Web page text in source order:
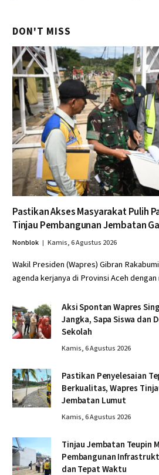
DON'T MISS
Pastikan Akses Masyarakat Pulih
Tinjau Pembangunan Jembatan
Nonblok Kamis, 6 Agustus 2026
Wakil Presiden (Wapres) Gibran
agenda kerjanya di Provinsi Aceh
Aksi Spontan Wapres
Jangka, Sapa Siswa dan
Sekolah
Kamis, 6 Agustus 2026
Pastikan Penyelesaian
Berkualitas, Wapres
Jembatan Lumut
Kamis, 6 Agustus 2026
Tinjau Jembatan Teupin
Pembangunan
dan Tepat Waktu